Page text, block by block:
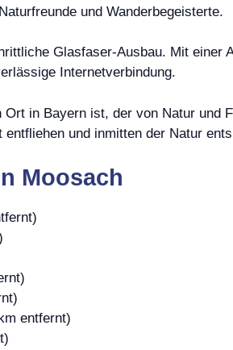
und Wanderbegeisterte.
Glasfaser-Ausbau. Mit einer
Internetverbindung.
in Bayern ist, der von Natur und
und inmitten der Natur
Moosach
entfernt)